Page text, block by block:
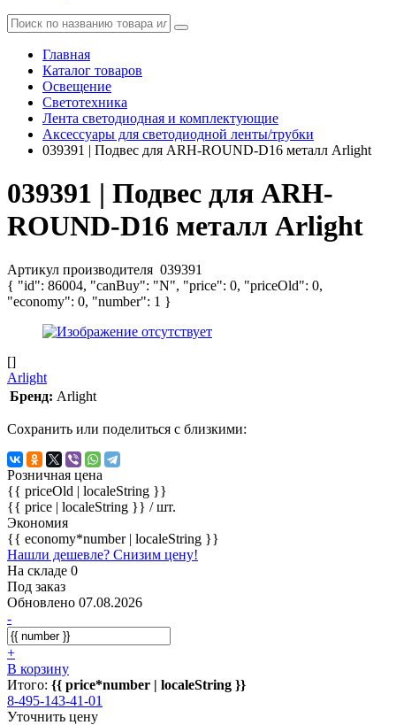
Главная
Каталог товаров
Освещение
Светотехника
Лента светодиодная и комплектующие
Аксессуары для светодиодной ленты/трубки
039391 | Подвес для ARH-ROUND-D16 металл Arlight
039391 | Подвес для ARH-
ROUND-D16 металл Arlight
Артикул производителя 039391
{ "id": 86004, "canBuy": "N", "price": 0, "priceOld": 0,
"economy": 0, "number": 1 }
[]
Arlight
Бренд: Arlight
Сохранить или поделиться с близкими:
Розничная цена
{{ priceOld | localeString }}
{{ price | localeString }} / шт.
Экономия
{{ economy*number | localeString }}
Нашли дешевле? Снизим цену!
На складе 0
Под заказ
Обновлено 07.08.2026
-
+
В корзину
Итого: {{ price*number | localeString }}
8-495-143-41-01
Уточнить цену